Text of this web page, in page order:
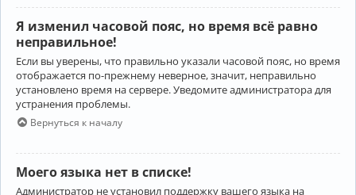
Я изменил часовой пояс, но время всё равно
неправильное!
Если вы уверены, что правильно указали часовой пояс, но время
отображается по-прежнему неверное, значит, неправильно
установлено время на сервере. Уведомите администратора для
устранения проблемы.
Вернуться к началу
Моего языка нет в списке!
Администратор не установил поддержку вашего языка на